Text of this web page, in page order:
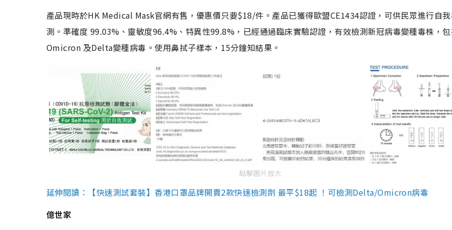
產品現時於HK Medical Mask官網有售，優惠價只要$18/件。產品已獲得歐盟CE1434認證，可供民眾進行自
測。準確度 99.03%、靈敏度96.4%、特異性99.8%，已經通過臨床實驗認證，有效檢測新冠病毒變種毒株，
Omicron 及Delta變種病毒。使用鼻拭子樣本，15分鐘知結果。
點擊圖片放大
延伸閱讀：【快速測試套裝】香港口罩品牌開賣2款快速檢測劑 最平$18起 ！可檢測Delta/Omicron病毒
億世家